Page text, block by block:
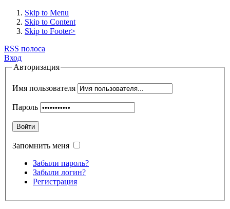
Skip to Menu
Skip to Content
Skip to Footer>
RSS полоса
Вход
Авторизация
Имя пользователя
Пароль
Войти
Запомнить меня
Забыли пароль?
Забыли логин?
Регистрация